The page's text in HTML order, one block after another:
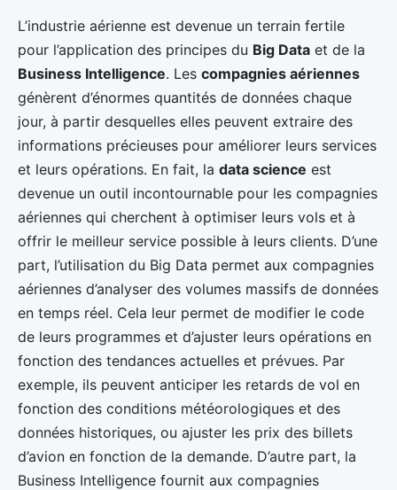
L’industrie aérienne est devenue un terrain fertile
pour l’application des principes du Big Data et de la
Business Intelligence. Les compagnies aériennes
génèrent d’énormes quantités de données chaque
jour, à partir desquelles elles peuvent extraire des
informations précieuses pour améliorer leurs services
et leurs opérations. En fait, la data science est
devenue un outil incontournable pour les compagnies
aériennes qui cherchent à optimiser leurs vols et à
offrir le meilleur service possible à leurs clients. D’une
part, l’utilisation du Big Data permet aux compagnies
aériennes d’analyser des volumes massifs de données
en temps réel. Cela leur permet de modifier le code
de leurs programmes et d’ajuster leurs opérations en
fonction des tendances actuelles et prévues. Par
exemple, ils peuvent anticiper les retards de vol en
fonction des conditions météorologiques et des
données historiques, ou ajuster les prix des billets
d’avion en fonction de la demande. D’autre part, la
Business Intelligence fournit aux compagnies